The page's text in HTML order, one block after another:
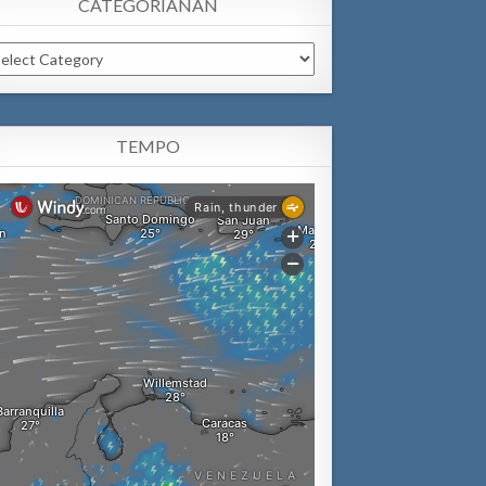
CATEGORIANAN
TEMPO